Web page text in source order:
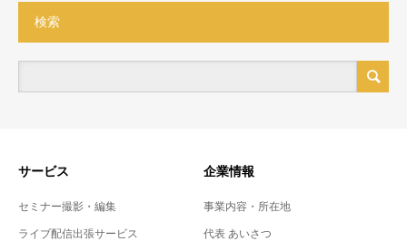
検索
サービス
セミナー撮影・編集
ライブ配信出張サービス
企業情報
事業内容・所在地
代表 あいさつ